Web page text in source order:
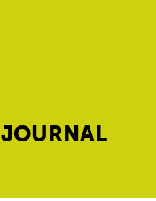
JOURNAL